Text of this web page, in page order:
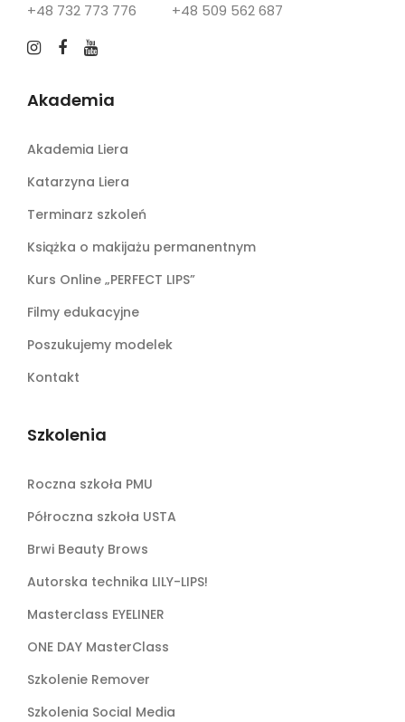
+48 732 773 776
+48 509 562 687
Akademia
Akademia Liera
Katarzyna Liera
Terminarz szkoleń
Książka o makijażu permanentnym
Kurs Online „PERFECT LIPS”
Filmy edukacyjne
Poszukujemy modelek
Kontakt
Szkolenia
Roczna szkoła PMU
Półroczna szkoła USTA
Brwi Beauty Brows
Autorska technika LILY-LIPS!
Masterclass EYELINER
ONE DAY MasterClass
Szkolenie Remover
Szkolenia Social Media